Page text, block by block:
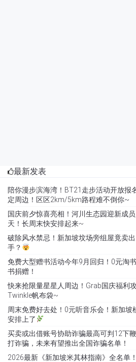
最新发表
陪你漫步滨海湾！BT21走步活动开放报
定周边！区区2km/5km路程难不倒你~
国庆前夕惊喜亮相！河川生态园迎新成
天！长周末快安排起来~
破除风水禁忌！新加坡坟场旁组屋竟卖
手？
免费大型赠书活动今年9月回归！0元淘
书捐赠！
快来抢限量星星人周边！Grab国庆福利
Twinkle帆布袋~
周末免费好去处！0元听音乐会！新加
安排上了
买卖或出借账号协助诈骗最高可判12下
打诈骗，未来有望推出全国诈骗名单！
2026最新《新加坡米其林指南》全名单